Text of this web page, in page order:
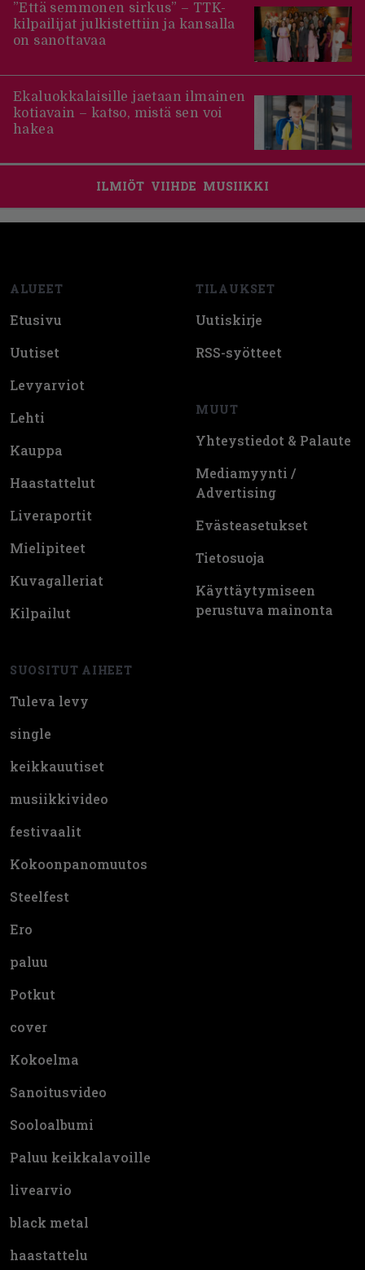
”Että semmonen sirkus” – TTK-
kilpailijat julkistettiin ja kansalla
on sanottavaa
Ekaluokkalaisille jaetaan ilmainen
kotiavain – katso, mistä sen voi
hakea
ILMIÖT VIIHDE MUSIIKKI
ALUEET
Etusivu
Uutiset
Levyarviot
Lehti
Kauppa
Haastattelut
Liveraportit
Mielipiteet
Kuvagalleriat
Kilpailut
SUOSITUT AIHEET
Tuleva levy
single
keikkauutiset
musiikkivideo
festivaalit
Kokoonpanomuutos
Steelfest
Ero
paluu
Potkut
cover
Kokoelma
Sanoitusvideo
Sooloalbumi
Paluu keikkalavoille
livearvio
black metal
haastattelu
TILAUKSET
Uutiskirje
RSS-syötteet
MUUT
Yhteystiedot & Palaute
Mediamyynti /
Advertising
Evästeasetukset
Tietosuoja
Käyttäytymiseen
perustuva mainonta